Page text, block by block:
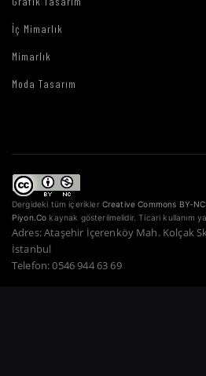
İç Mimarlık
Mimarlık
Moda Tasarım
Dergideki tüm içerikler Creative Commons BY-
Piyon.Co kaynak gösterilmelidir. Ticari kullanım
Adres: Ataşehir İçerenköy Mah. Kolçak
İstanbul
Telefon: 0546 944 63 69